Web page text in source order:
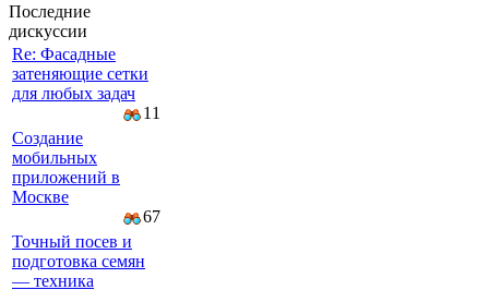
Последние
дискуссии
Re: Фасадные
затеняющие сетки
для любых задач
11
Создание
мобильных
приложений в
Москве
67
Точный посев и
подготовка семян
— техника